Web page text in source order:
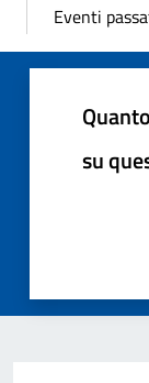
Eventi
su